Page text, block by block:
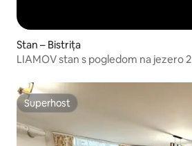
Stan – Bistrița
LIAMOV stan s pogledom na jezero 2
Superhost
Superhost